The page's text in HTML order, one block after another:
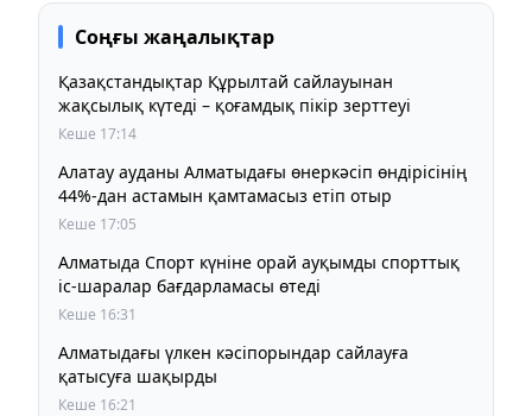
Соңғы жаңалықтар
Қазақстандықтар Құрылтай сайлауынан
жақсылық күтеді – қоғамдық пікір зерттеуі
Кеше 17:14
Алатау ауданы Алматыдағы өнеркәсіп өндірісінің
44%-дан астамын қамтамасыз етіп отыр
Кеше 17:05
Алматыда Спорт күніне орай ауқымды спорттық
іс-шаралар бағдарламасы өтеді
Кеше 16:31
Алматыдағы үлкен кәсіпорындар сайлауға
қатысуға шақырды
Кеше 16:21